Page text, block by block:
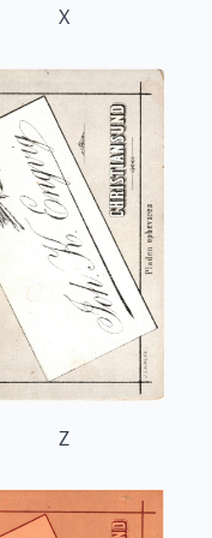
X
Z